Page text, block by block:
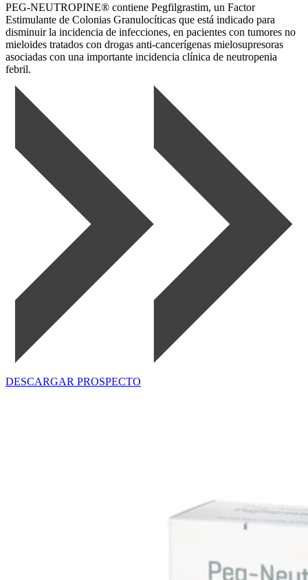
PEG-NEUTROPINE® contiene Pegfilgrastim, un Factor
Estimulante de Colonias Granulocíticas que está indicado para
disminuir la incidencia de infecciones, en pacientes con tumores no
mieloides tratados con drogas anti-cancerígenas mielosupresoras
asociadas con una importante incidencia clínica de neutropenia
febril.
DESCARGAR PROSPECTO